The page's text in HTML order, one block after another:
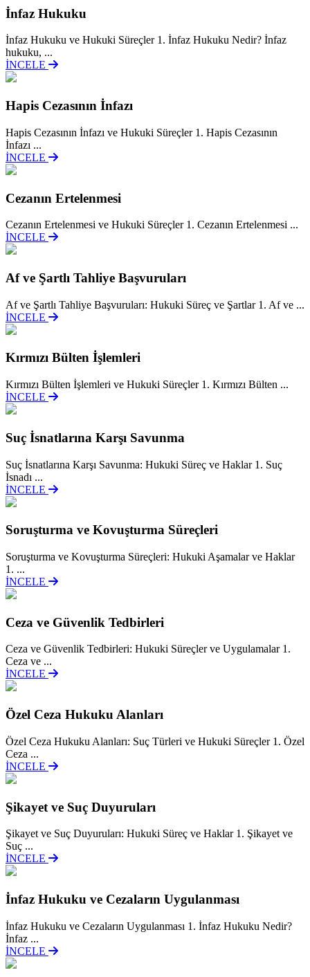
İnfaz Hukuku
İnfaz Hukuku ve Hukuki Süreçler 1. İnfaz Hukuku Nedir? İnfaz
hukuku, ...
İNCELE
Hapis Cezasının İnfazı
Hapis Cezasının İnfazı ve Hukuki Süreçler 1. Hapis Cezasının
İnfazı ...
İNCELE
Cezanın Ertelenmesi
Cezanın Ertelenmesi ve Hukuki Süreçler 1. Cezanın Ertelenmesi ...
İNCELE
Af ve Şartlı Tahliye Başvuruları
Af ve Şartlı Tahliye Başvuruları: Hukuki Süreç ve Şartlar 1. Af ve ...
İNCELE
Kırmızı Bülten İşlemleri
Kırmızı Bülten İşlemleri ve Hukuki Süreçler 1. Kırmızı Bülten ...
İNCELE
Suç İsnatlarına Karşı Savunma
Suç İsnatlarına Karşı Savunma: Hukuki Süreç ve Haklar 1. Suç
İsnadı ...
İNCELE
Soruşturma ve Kovuşturma Süreçleri
Soruşturma ve Kovuşturma Süreçleri: Hukuki Aşamalar ve Haklar
1. ...
İNCELE
Ceza ve Güvenlik Tedbirleri
Ceza ve Güvenlik Tedbirleri: Hukuki Süreçler ve Uygulamalar 1.
Ceza ve ...
İNCELE
Özel Ceza Hukuku Alanları
Özel Ceza Hukuku Alanları: Suç Türleri ve Hukuki Süreçler 1. Özel
Ceza ...
İNCELE
Şikayet ve Suç Duyuruları
Şikayet ve Suç Duyuruları: Hukuki Süreç ve Haklar 1. Şikayet ve
Suç ...
İNCELE
İnfaz Hukuku ve Cezaların Uygulanması
İnfaz Hukuku ve Cezaların Uygulanması 1. İnfaz Hukuku Nedir?
İnfaz ...
İNCELE